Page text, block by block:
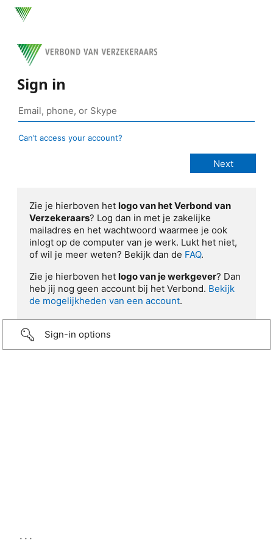
Sign in
Can’t access your account?
Zie je hierboven het logo van het Verbond van
Verzekeraars? Log dan in met je zakelijke
mailadres en het wachtwoord waarmee je ook
inlogt op de computer van je werk. Lukt het niet,
of wil je meer weten? Bekijk dan de FAQ.
Zie je hierboven het logo van je werkgever? Dan
heb jij nog geen account bij het Verbond. Bekijk
de mogelijkheden van een account.
Sign-in options
...